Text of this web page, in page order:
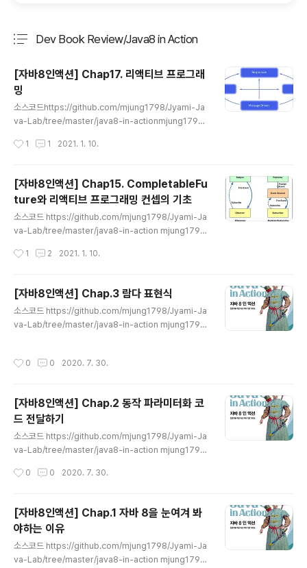
Dev Book Review/Java8 in Action
[자바8인액션] Chap17. 리액티브 프로그래
밍
소스코드https://github.com/mjung1798/Jyami-Ja
va-Lab/tree/master/java8-in-actionmjung1798/
실험소 💻. Contribute to mjung1798/Jyami-Java-
Hub.github.com리액티브 프로그래밍에서는 다양한 시
스템과 소스에서 들어오는 데이터 항목 스트림을 비동기적
으로 처리하고 합쳐서 문제를 해결한다 - 빅데이터 : 빅데
이터는 페타 바이트 단위로 구성되며 매일 증가한다 - 다양
한 환경 : 모바일 디바이스 부터 수천개의 멀티 코어 프로세
1 1 2021. 1. 10.
[자바8인액션] Chap15. CompletableFu
ture와 리액티브 프로그래밍 컨셉의 기초
소스코드 https://github.com/mjung1798/Jyami-Ja
va-Lab/tree/master/java8-in-action mjung1798/
실험소 💻. Contribute to mjung1798/Jyami-Java-
Hub. github.com 5. 발행-구독 그리고 리액티브 프로그
래밍 리액티브 프로그래밍은 Future같은 객체를 통해 여
러 결과를 제공 (future는 한번만 실행해 결과를 제공) 자
바 9에서 java.util.concurrent.Flow 인터페이스에 발
1 2 2021. 1. 10.
[자바8인액션] Chap.3 람다 표현식
소스코드 https://github.com/mjung1798/Jyami-Ja
va-Lab/tree/master/java8-in-action mjung1798/
Lab development by creating an account on Git
동작 구현 가능 -> 코드가 깔끔하지 않다 람다 표현식 : 더
깔끔한 코드로 동작을 구현할 수 있다. 1. 람다란 무엇인가
a. 람다의 특징 익명 : 보통 메서드와 다르게 이름이 없다
함수 : 메서드처..
0 0 2020. 7. 30.
[자바8인액션] Chap.2 동작 파라미터화 코
드 전달하기
소스코드 https://github.com/mjung1798/Jyami-Ja
va-Lab/tree/master/java8-in-action mjung1798/
실험소 💻. Contribute to mjung1798/Jyami-Java-
Hub. github.com 동작 파라미터화 : 아직은 어떻게 실행
할 것인지 결정하지 않은 코드 블록, 코드 블록의 실행은 나
중으로 미뤄진다. 변화하는 요구사항에 유연하게 대응할
수 있게 코드를 구현하는 방법 리스트의 모든 요소에 '어떤
동작'을 수행할 수 있음 리스트 관련 작업을 끝낸 다음에
0 0 2020. 7. 30.
[자바8인액션] Chap.1 자바 8을 눈여겨 봐
야하는 이유
소스코드 https://github.com/mjung1798/Jyami-Ja
va-Lab/tree/master/java8-in-action mjung1798/